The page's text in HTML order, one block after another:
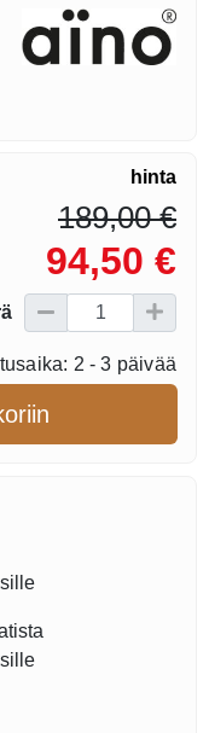
hinta
189,00 €
94,50 €
2 - 3 päivää